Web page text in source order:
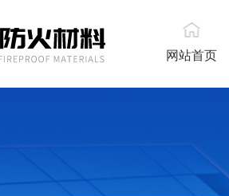
网站首页